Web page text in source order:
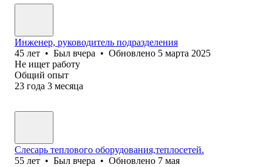
Инженер, руководитель подразделения
45 лет • Был вчера • Обновлено 5 марта 2025
Не ищет работу
Общий опыт
23 года 3 месяца
Слесарь теплового оборудования,теплосетей.
55 лет • Был вчера • Обновлено 7 мая